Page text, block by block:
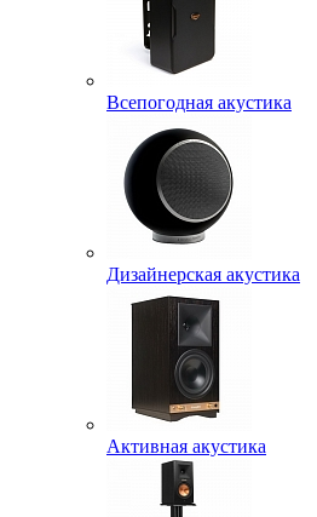
Всепогодная акустика
Дизайнерская акустика
Активная акустика